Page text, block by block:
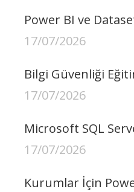
Power BI ve
17/07/2026
Bilgi Güvenliği
17/07/2026
Microsoft SQL
17/07/2026
Kurumlar İçin